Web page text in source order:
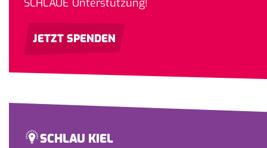
SCHLAUE Unterstützung!
JETZT SPENDEN
SCHLAU KIEL